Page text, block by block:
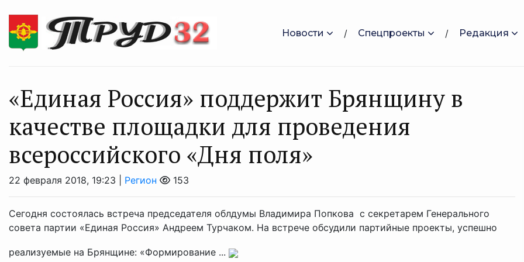
Новости Спецпроекты Редакция
«Единая Россия» поддержит Брянщину в
качестве площадки для проведения
всероссийского «Дня поля»
22 февраля 2018, 19:23 | Регион 153
Сегодня состоялась встреча председателя облдумы Владимира Попкова с секретарем Генерального
совета партии «Единая Россия» Андреем Турчаком. На встрече обсудили партийные проекты, успешно
реализуемые на Брянщине: «Формирование ...